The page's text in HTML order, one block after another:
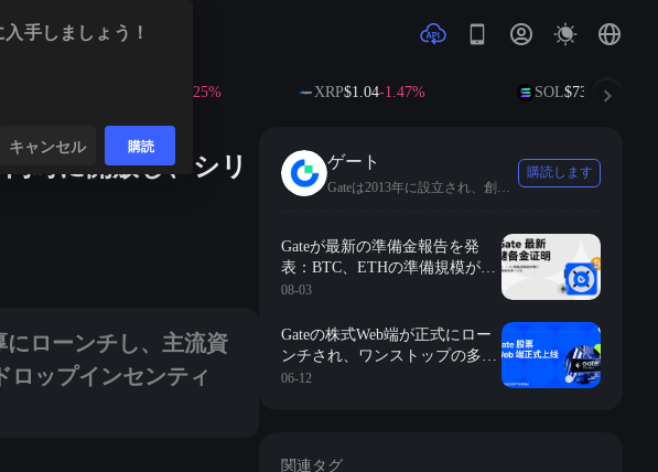
-1.25% XRP$1.04-1.47% SOL$73.16-1.17%
時に開放し、シリ
取引ペアを同時に開放し、最大75万枚のRLUSDの専用エアドロップインセンティブと出金
ローンチし、主流資
ップインセンティ
ゲート
Gateは2013年に設立され、創業者兼CEOはDr. Hanであり、世界をリードする暗号通貨取引プラットフォームの一つです。プラットフォームは5,200万以上のユーザーにサービスを提供し、4,500以上の暗号資産取引をサポートしています。業界の基準として、Gateは100%の準備金証明を最初に実現し、エコシステムにはGate Wallet、Gate Ventures、Gate for AIなどの多様なサービスが含まれています。
購読します
Gateが最新の準備金報告を発
表：BTC、ETHの準備規模が着
実に増加し、総準備金率117%
08-03
Gateの株式Web端が正式にロー
ンチされ、ワンストップの多資
産取引体験を提供します。
06-12
関連タグ
手しましょう！
キャンセル 購読